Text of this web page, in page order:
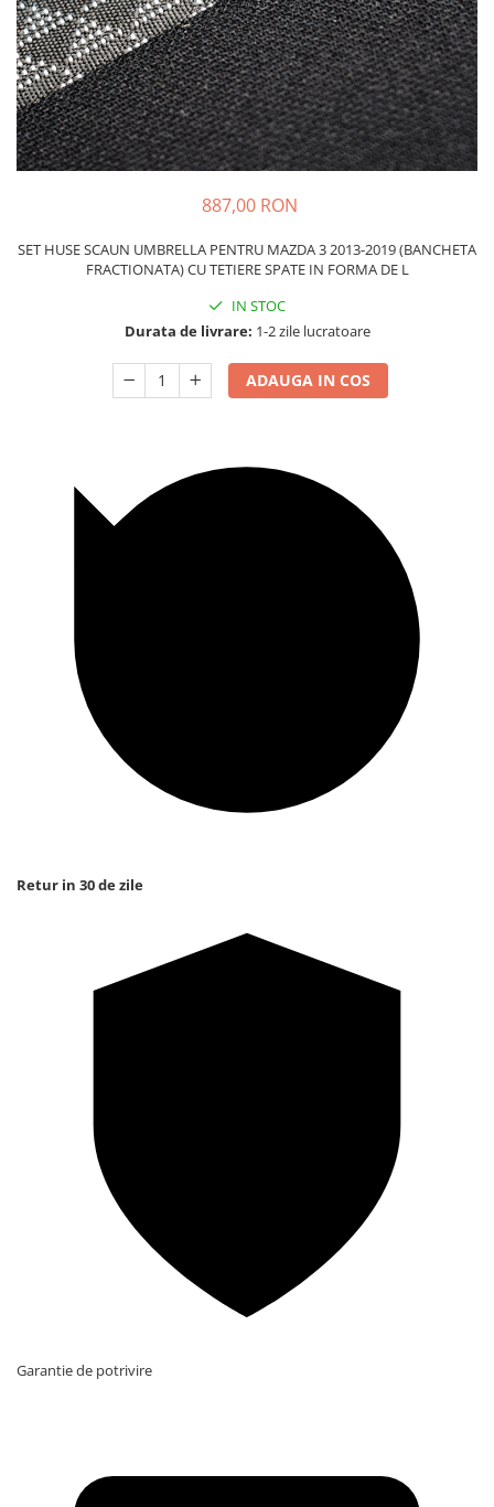
Accesorii Electronice Auto
Incarcatoare Auto
Accesorii pentru Roti si Anvelope
Husa Anvelope
Truse Chei
887,00 RON
SET HUSE SCAUN UMBRELLA PENTRU MAZDA 3 2013-2019 (BANCHETA
FRACTIONATA) CU TETIERE SPATE IN FORMA DE L
IN STOC
Durata de livrare: 1-2 zile lucratoare
ADAUGA IN COS
Retur in 30 de zile
Garantie de potrivire